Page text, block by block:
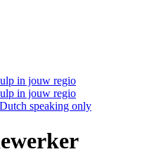
in jouw regio
in jouw regio
speaking only